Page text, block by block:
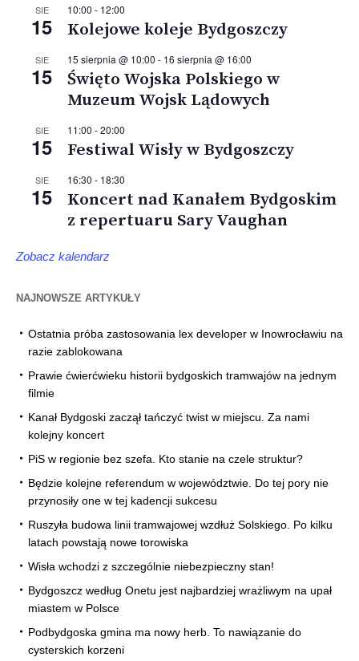
SIE
15
10:00 - 12:00
Kolejowe koleje Bydgoszczy
SIE
15
15 sierpnia @ 10:00 - 16 sierpnia @ 16:00
Święto Wojska Polskiego w
Muzeum Wojsk Lądowych
SIE
15
11:00 -20:00
Festiwal Wisły w Bydgoszczy
SIE
15
16:30 - 18:30
Koncert nad Kanałem Bydgoskim
z repertuaru Sary Vaughan
Zobacz kalendarz
NAJNOWSZE ARTYKUŁY
Ostatnia próba zastosowania lex developer w Inowrocławiu na
razie zablokowana
Prawie ćwierćwieku historii bydgoskich tramwajów na jednym
filmie
Kanał Bydgoski zaczął tańczyć twist w miejscu. Za nami
kolejny koncert
PiS w regionie bez szefa. Kto stanie na czele struktur?
Będzie kolejne referendum w województwie. Do tej pory nie
przynosiły one w tej kadencji sukcesu
Ruszyła budowa linii tramwajowej wzdłuż Solskiego. Po kilku
latach powstają nowe torowiska
Wisła wchodzi z szczególnie niebezpieczny stan!
Bydgoszcz według Onetu jest najbardziej wrażliwym na upał
miastem w Polsce
Podbydgoska gmina ma nowy herb. To nawiązanie do
cysterskich korzeni